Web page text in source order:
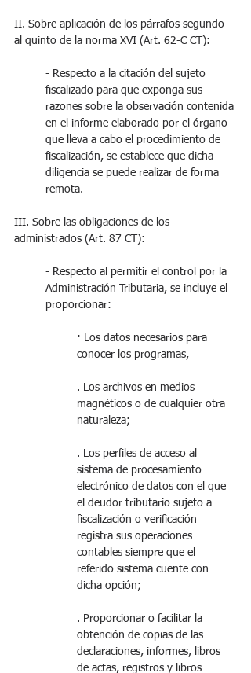
II. Sobre aplicación de los párrafos segundo
al quinto de la norma XVI (Art. 62-C CT):
- Respecto a la citación del sujeto
fiscalizado para que exponga sus
razones sobre la observación contenida
en el informe elaborado por el órgano
que lleva a cabo el procedimiento de
fiscalización, se establece que dicha
diligencia se puede realizar de forma
remota.
III. Sobre las obligaciones de los
administrados (Art. 87 CT):
- Respecto al permitir el control por la
Administración Tributaria, se incluye el
proporcionar:
· Los datos necesarios para
conocer los programas,
. Los archivos en medios
magnéticos o de cualquier otra
naturaleza;
. Los perfiles de acceso al
sistema de procesamiento
electrónico de datos con el que
el deudor tributario sujeto a
fiscalización o verificación
registra sus operaciones
contables siempre que el
referido sistema cuente con
dicha opción;
. Proporcionar o facilitar la
obtención de copias de las
declaraciones, informes, libros
de actas, registros y libros